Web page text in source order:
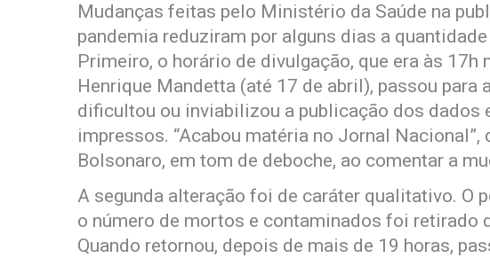
Mudanças feitas pelo Ministério da Saúde na
pandemia reduziram por alguns dias a
Primeiro, o horário de divulgação, que era às
Henrique Mandetta (até 17 de abril), passou para
dificultou ou inviabilizou a publicação dos dados
impressos. “Acabou matéria no Jornal
Bolsonaro, em tom de deboche, ao comentar a
A segunda alteração foi de caráter qualitativo. O
o número de mortos e contaminados foi retirado
Quando retornou, depois de mais de 19 horas,